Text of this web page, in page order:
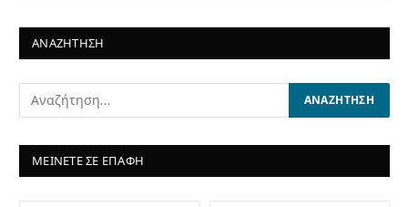
ΑΝΑΖΗΤΗΣΗ
ΜΕΙΝΕΤΕ ΣΕ ΕΠΑΦΗ